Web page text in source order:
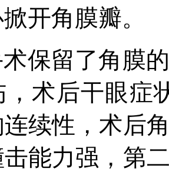
开角膜瓣。
术保留了角膜
，术后干眼症
续性，术后
能力强，第